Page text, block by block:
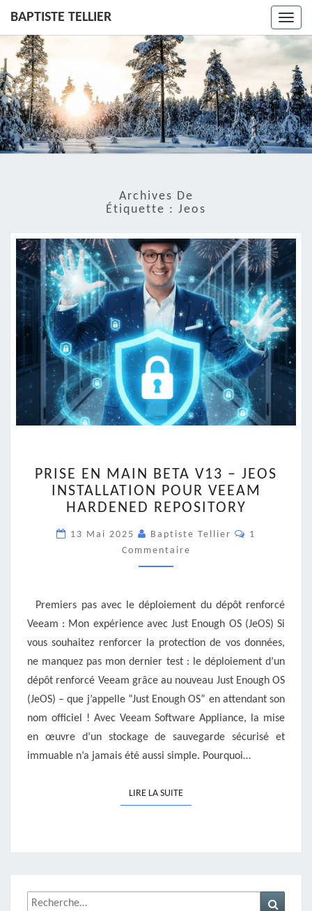
BAPTISTE TELLIER
Archives De
Étiquette : Jeos
EN
MAIN
BETA
–
JEOS
INSTALLATION
REPOSITORY
PRISE EN MAIN BETA V13 – JEOS
INSTALLATION POUR VEEAM
HARDENED REPOSITORY
13 Mai 2025 Baptiste Tellier
1
Commentaire
Premiers pas avec le déploiement du dépôt renforcé
Veeam : Mon expérience avec Just Enough OS (JeOS) Si
vous souhaitez renforcer la protection de vos données,
ne manquez pas mon dernier test : le déploiement d’un
dépôt renforcé Veeam grâce au nouveau Just Enough OS
(JeOS) – que j’appelle “Just Enough OS” en attendant son
nom officiel ! Avec Veeam Software Appliance, la mise
en œuvre d’un stockage de sauvegarde sécurisé et
immuable n’a jamais été aussi simple. Pourquoi…
LIRE LA SUITELIRE LA SUITE
Rechercher :